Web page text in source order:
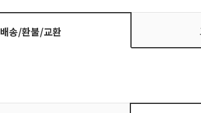
배송/환불/교환